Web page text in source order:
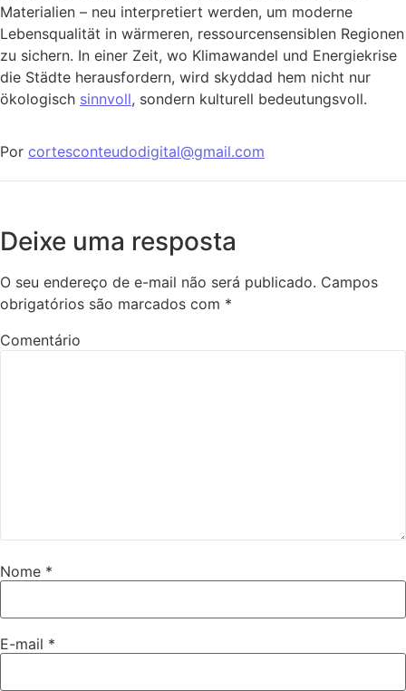
Materialien – neu interpretiert werden, um moderne
Lebensqualität in wärmeren, ressourcensensiblen Regionen
zu sichern. In einer Zeit, wo Klimawandel und Energiekrise
die Städte herausfordern, wird skyddad hem nicht nur
ökologisch sinnvoll, sondern kulturell bedeutungsvoll.
Por cortesconteudodigital@gmail.com
Deixe uma resposta
O seu endereço de e-mail não será publicado. Campos
obrigatórios são marcados com *
Comentário
Nome *
E-mail *